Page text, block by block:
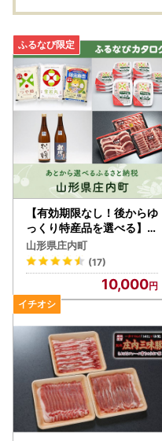
トップ特例申請書を郵送
送が間に合わない場合が
12月25日以降ご寄附され
望の場合は、ご自身で申
類（マイナンバー確認書
添付して庄内町役場に翌
（ご自身で申請書をご準
書が届く場合があります
いません。お手数ですが
例年、期限間際に提出し
い方がいらっしゃいます。
また、期限を過ぎて到着
の方々のご迷惑となりま
余裕を持って提出いただき
■ワンストップ特例オンラ
「e-NINSHO」「IAM（ア
ただし、「自治体マイペ
らかじめご了承願います。
ワンストップ特例申請書
ールをお送りいたします。
年末年始休業中に郵送さ
ら内容の確認をいたしま
了メールを送信いたします
【有効期限なし！後からゆ
っくり特産品を選べる】山
形県庄内町カタログポイン
ト
山形県庄内町
(17)
10,000